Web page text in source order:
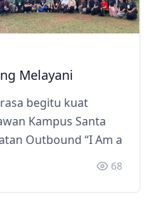
Melayani
begitu kuat
Kampus Santa
Outbound “I Am a
68